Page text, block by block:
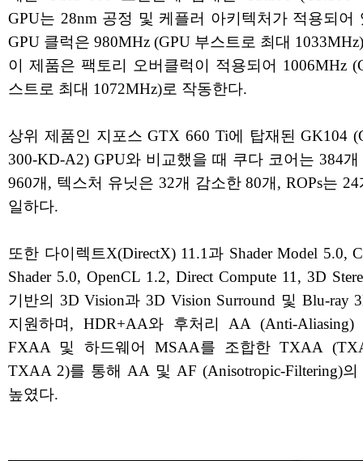
GPU는 28nm 공정 및 케플러 아키텍처가 적용되어
GPU 클럭은 980MHz (GPU 부스트로 최대
이 제품은 팩토리 오버클럭이 적용되어 1006MHz
스트로 최대 1072MHz)로 작동한다.
상위 제품인 지포스 GTX 660 Ti에 탑재된 GK104
300-KD-A2) GPU와 비교했을 때 쿠다 코어는 384
960개, 텍스처 유닛은 32개 감소한 80개, ROPs는
일하다.
또한 다이렉트X(DirectX) 11.1과 Shader Model 5.0,
Shader 5.0, OpenCL 1.2, Direct Compute 11, 3D
기반의 3D Vision과 3D Vision Surround 및 Blu-ray
지원하며, HDR+AA와 후처리 AA (Anti-Aliasing)
FXAA 및 하드웨어 MSAA를 조합한 TXAA
TXAA 2)를 통해 AA 및 AF (Anisotropic-Filtering)의
높였다.